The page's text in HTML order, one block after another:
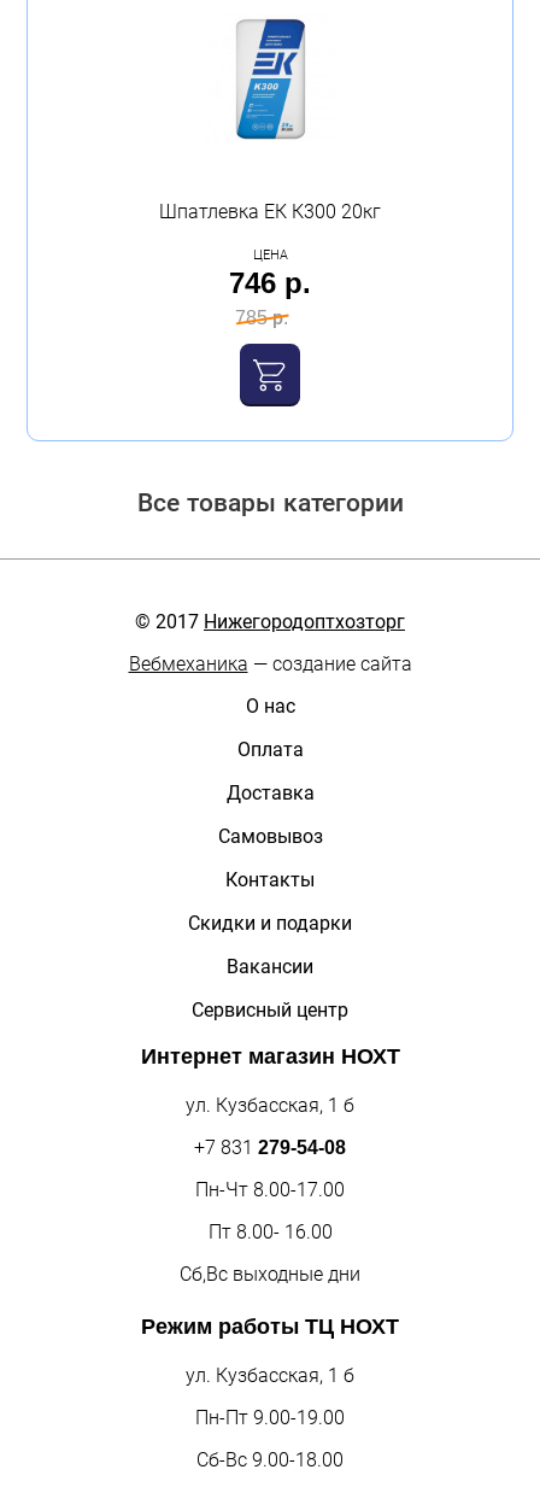
Шпатлевка ЕК К300 20кг
ЦЕНА
746 р.
785 р.
Все товары категории
© 2017 Нижегородоптхозторг
Вебмеханика — создание сайта
О нас
Оплата
Доставка
Самовывоз
Контакты
Скидки и подарки
Вакансии
Сервисный центр
Интернет магазин НОХТ
ул. Кузбасская, 1 б
+7 831 279-54-08
Пн-Чт 8.00-17.00
Пт 8.00- 16.00
Сб,Вс выходные дни
Режим работы ТЦ НОХТ
ул. Кузбасская, 1 б
Пн-Пт 9.00-19.00
Сб-Вс 9.00-18.00